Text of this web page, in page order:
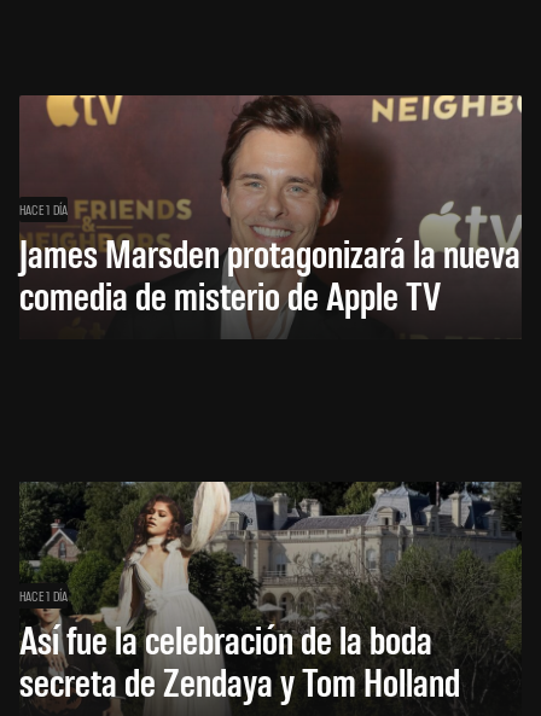
HACE 1 DÍA
James Marsden protagonizará la nueva
comedia de misterio de Apple TV
HACE 1 DÍA
Así fue la celebración de la boda
secreta de Zendaya y Tom Holland